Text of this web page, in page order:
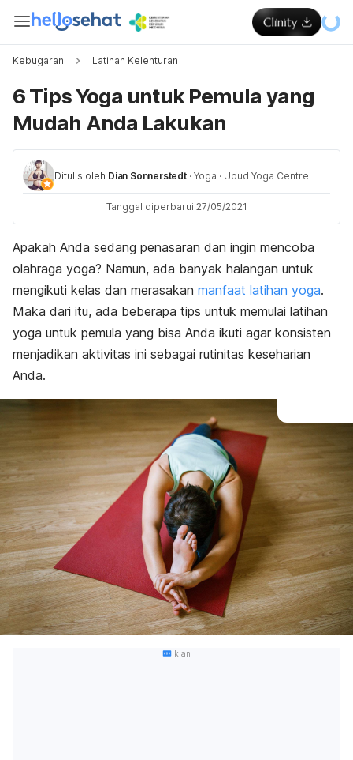
Kebugaran Latihan Kelenturan
6 Tips Yoga untuk Pemula yang
Mudah Anda Lakukan
Ditulis oleh Dian Sonnerstedt · Yoga · Ubud Yoga Centre
Tanggal diperbarui 27/05/2021
Apakah Anda sedang penasaran dan ingin mencoba
olahraga yoga? Namun, ada banyak halangan untuk
mengikuti kelas dan merasakan manfaat latihan yoga.
Maka dari itu, ada beberapa tips untuk memulai latihan
yoga untuk pemula yang bisa Anda ikuti agar konsisten
menjadikan aktivitas ini sebagai rutinitas keseharian
Anda.
Iklan